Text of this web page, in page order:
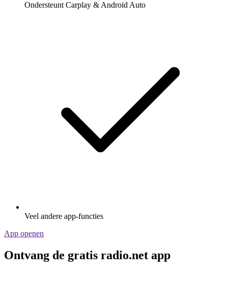
Ondersteunt Carplay & Android Auto
Veel andere app-functies
App openen
Ontvang de gratis radio.net app